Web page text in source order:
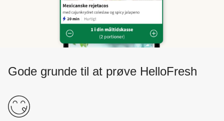
Gode grunde til at prøve HelloFresh